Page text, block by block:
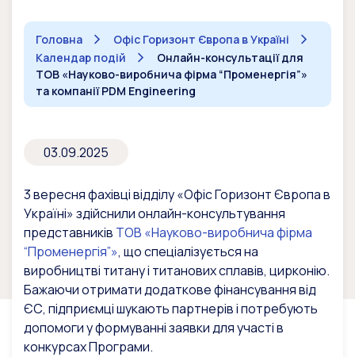
Головна
Офіс Горизонт Європа в Україні
Календар подій
Онлайн-консультації для
ТОВ «Науково-виробнича фірма “Променергія”»
та компанії PDM Engineering
03.09.2025
3 вересня фахівці відділу «Офіс Горизонт Європа в
Україні» здійснили онлайн-консультування
представників ТОВ «Науково-виробнича фірма
“Променергія”», що спеціалізується на
виробництві титану і титанових сплавів, цирконію.
Бажаючи отримати додаткове фінансування від
ЄС, підприємці шукають партнерів і потребують
допомоги у формуванні заявки для участі в
конкурсах Програми.